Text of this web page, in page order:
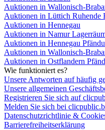
Auktionen in Wallonisch-
Auktionen in Lüttich Ruhende
Auktionen in Hennegau
Auktionen in Namur
Auktionen in Hennegau
Auktionen in Wallonisch-
Auktionen in Ostflandern
Wie funktioniert es?
Unsere Antworten auf häufig
Unsere allgemeinen
Registrieren Sie sich auf
Melden Sie sich bei
Datenschutzrichtlinie &
Barrierefreiheitserklärung